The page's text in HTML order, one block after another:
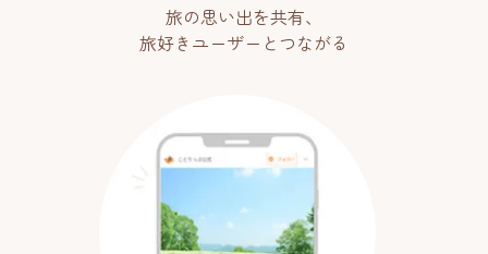
旅の思い出を共有、
旅好きユーザーとつながる